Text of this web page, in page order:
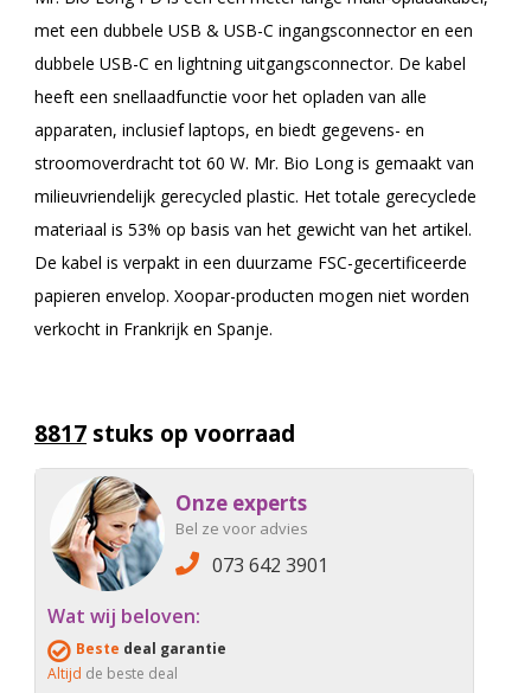
met een dubbele USB & USB-C ingangsconnector en een
dubbele USB-C en lightning uitgangsconnector. De kabel
heeft een snellaadfunctie voor het opladen van alle
apparaten, inclusief laptops, en biedt gegevens- en
stroomoverdracht tot 60 W. Mr. Bio Long is gemaakt van
milieuvriendelijk gerecycled plastic. Het totale gerecyclede
materiaal is 53% op basis van het gewicht van het artikel.
De kabel is verpakt in een duurzame FSC-gecertificeerde
papieren envelop. Xoopar-producten mogen niet worden
verkocht in Frankrijk en Spanje.
8817 stuks op voorraad
Onze experts
Bel ze voor advies
073 642 3901
Wat wij beloven:
Beste deal garantie
Altijd de beste deal